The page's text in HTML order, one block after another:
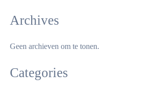
Archives
Geen archieven om te tonen.
Categories